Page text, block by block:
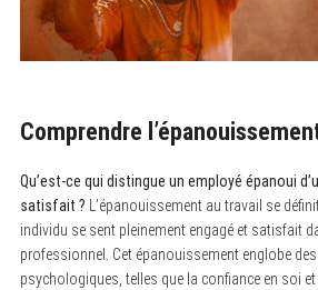
Comprendre
Qu’est-ce qui distingue un employé épanoui
satisfait ? L’épanouissement au travail se
individu se sent pleinement engagé et satisfait
professionnel. Cet épanouissement englobe
psychologiques, telles que la confiance en soi